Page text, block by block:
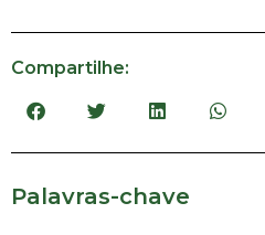
Compartilhe:
Palavras-chave